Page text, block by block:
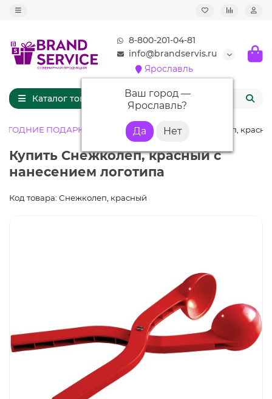
8-800-201-04-81
info@brandservis.ru
Ярославль
Ваш город —
Ярославль?
Каталог товаров
ПОДАРКИ Зимние подарки Снежколеп,
Купить Снежколеп, красный с
нанесением логотипа
Код товара: Снежколеп, красный